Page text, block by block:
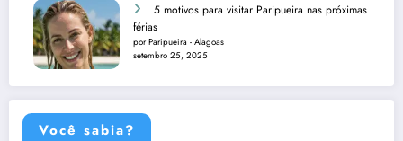
5 motivos para visitar Paripueira nas próximas
férias
por Paripueira - Alagoas
setembro 25, 2025
Você sabia?